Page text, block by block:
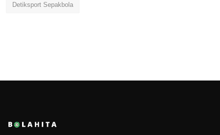
Detiksport Sepakbola